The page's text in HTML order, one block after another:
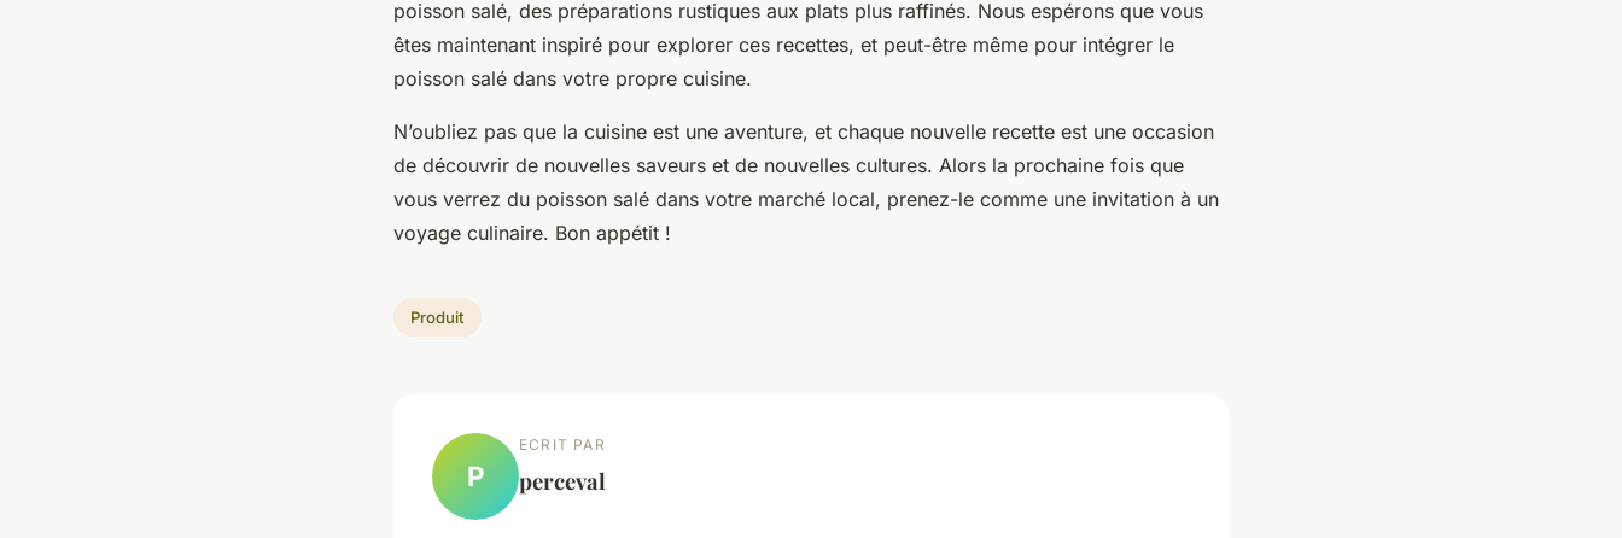
poisson salé, des préparations rustiques aux plats plus raffinés. Nous espérons que vous
êtes maintenant inspiré pour explorer ces recettes, et peut-être même pour intégrer le
poisson salé dans votre propre cuisine.
N’oubliez pas que la cuisine est une aventure, et chaque nouvelle recette est une occasion
de découvrir de nouvelles saveurs et de nouvelles cultures. Alors la prochaine fois que
vous verrez du poisson salé dans votre marché local, prenez-le comme une invitation à un
voyage culinaire. Bon appétit !
Produit
P
ECRIT PAR
perceval